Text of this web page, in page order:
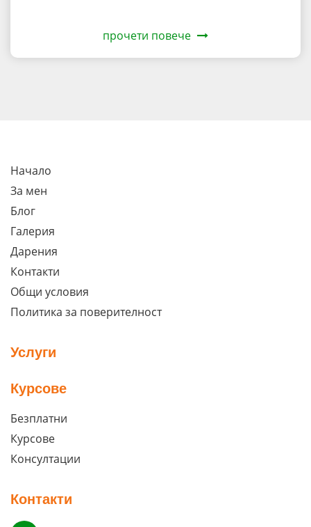
прочети повече
Начало
За мен
Блог
Галерия
Дарения
Контакти
Общи условия
Политика за поверителност
Услуги
Курсове
Безплатни
Курсове
Консултации
Контакти